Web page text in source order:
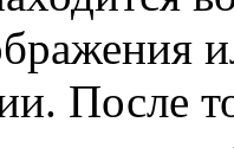
После